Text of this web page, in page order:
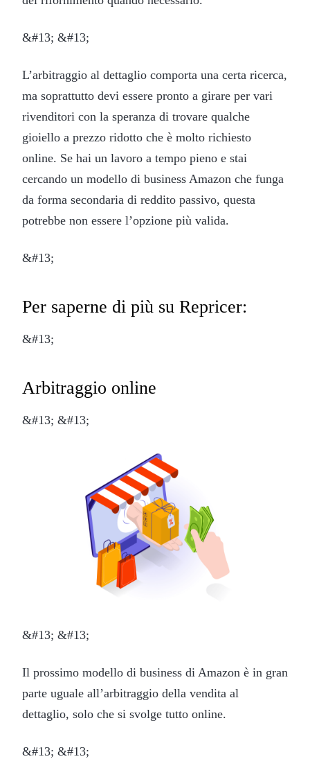
&#13; &#13;
L’arbitraggio al dettaglio comporta una certa ricerca,
ma soprattutto devi essere pronto a girare per vari
rivenditori con la speranza di trovare qualche
gioiello a prezzo ridotto che è molto richiesto
online. Se hai un lavoro a tempo pieno e stai
cercando un modello di business Amazon che funga
da forma secondaria di reddito passivo, questa
potrebbe non essere l’opzione più valida.
&#13;
Per saperne di più su Repricer:
&#13;
Arbitraggio online
&#13; &#13;
&#13; &#13;
Il prossimo modello di business di Amazon è in gran
parte uguale all’arbitraggio della vendita al
dettaglio, solo che si svolge tutto online.
&#13; &#13;